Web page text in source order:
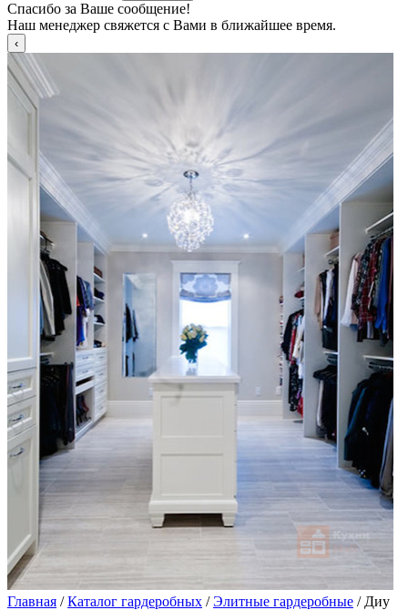
Спасибо за Ваше сообщение!
Наш менеджер свяжется с Вами в ближайшее время.
Главная /Каталог гардеробных /Элитные гардеробные / Диу